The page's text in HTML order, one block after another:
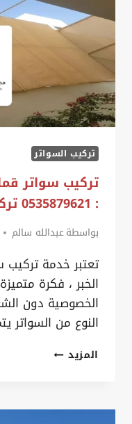
،
سواتر
حديد
للمنازل
الدمام
تركيب السواتر
تركيب سواتر
: 0535879621 تركيب سواتر pvc بالقطيف
بواسطةعبدالله سالم
تعتبر خدمة تركيب
الخبر ، فكرة
الخصوصية دون
النوع من السواتر
المزيدتركيب
بولي